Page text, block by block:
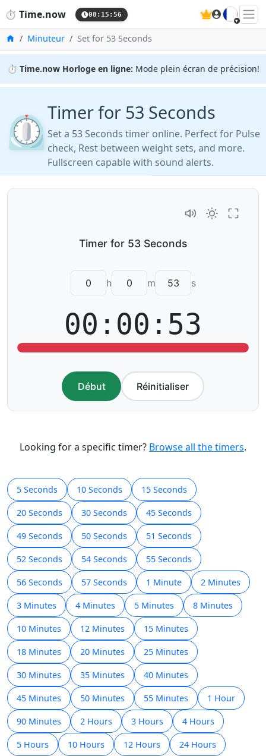
⏱️ Time.now 08:15:56 🇫🇷
Accueil
Minuteur Set for 53 Seconds
⏱️ Time.now Horloge en ligne: Mode plein écran de précision!
⏲️Timer for 53 Seconds
Set a 53 Seconds timer online. Perfect for Pulse
check, Rest between weight sets, and more.
Fullscreen capable with sound alerts.
h m s
00:00:53
Début Réinitialiser
Looking for a specific timer? Browse all the timers.
5 Seconds 10 Seconds 15 Seconds
20 Seconds 30 Seconds 45 Seconds
49 Seconds 50 Seconds 51 Seconds
52 Seconds 54 Seconds 55 Seconds
56 Seconds 57 Seconds 1 Minute 2 Minutes
3 Minutes 4 Minutes 5 Minutes 8 Minutes
10 Minutes 12 Minutes 15 Minutes
18 Minutes 20 Minutes 25 Minutes
30 Minutes 35 Minutes 40 Minutes
45 Minutes 50 Minutes 55 Minutes 1 Hour
90 Minutes 2 Hours 3 Hours 4 Hours
5 Hours 10 Hours 12 Hours 24 Hours